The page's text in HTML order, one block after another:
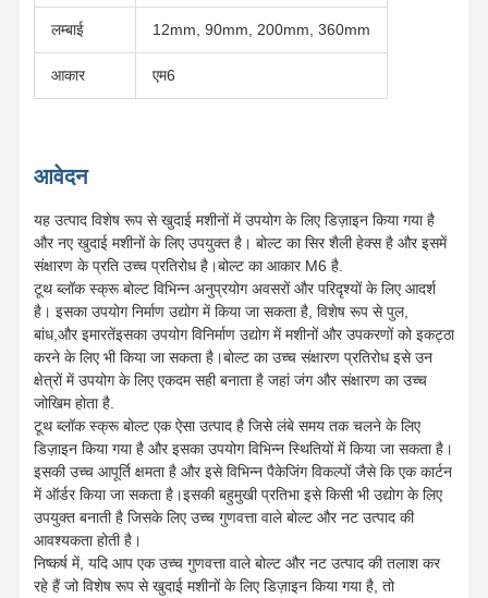
लम्बाई 12mm, 90mm, 200mm, 360mm
आकार एम6
आवेदन
यह उत्पाद विशेष रूप से खुदाई मशीनों में उपयोग के लिए डिज़ाइन किया गया है
और नए खुदाई मशीनों के लिए उपयुक्त है। बोल्ट का सिर शैली हेक्स है और इसमें
संक्षारण के प्रति उच्च प्रतिरोध है।बोल्ट का आकार M6 है.
टूथ ब्लॉक स्क्रू बोल्ट विभिन्न अनुप्रयोग अवसरों और परिदृश्यों के लिए आदर्श
है। इसका उपयोग निर्माण उद्योग में किया जा सकता है, विशेष रूप से पुल,
बांध,और इमारतेंइसका उपयोग विनिर्माण उद्योग में मशीनों और उपकरणों को इकट्ठा
करने के लिए भी किया जा सकता है।बोल्ट का उच्च संक्षारण प्रतिरोध इसे उन
क्षेत्रों में उपयोग के लिए एकदम सही बनाता है जहां जंग और संक्षारण का उच्च
जोखिम होता है.
टूथ ब्लॉक स्क्रू बोल्ट एक ऐसा उत्पाद है जिसे लंबे समय तक चलने के लिए
डिज़ाइन किया गया है और इसका उपयोग विभिन्न स्थितियों में किया जा सकता है।
इसकी उच्च आपूर्ति क्षमता है और इसे विभिन्न पैकेजिंग विकल्पों जैसे कि एक कार्टन
में ऑर्डर किया जा सकता है।इसकी बहुमुखी प्रतिभा इसे किसी भी उद्योग के लिए
उपयुक्त बनाती है जिसके लिए उच्च गुणवत्ता वाले बोल्ट और नट उत्पाद की
आवश्यकता होती है।
निष्कर्ष में, यदि आप एक उच्च गुणवत्ता वाले बोल्ट और नट उत्पाद की तलाश कर
रहे हैं जो विशेष रूप से खुदाई मशीनों के लिए डिज़ाइन किया गया है, तो